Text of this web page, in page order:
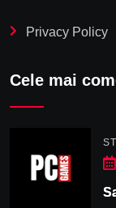
Privacy Policy
Cele mai